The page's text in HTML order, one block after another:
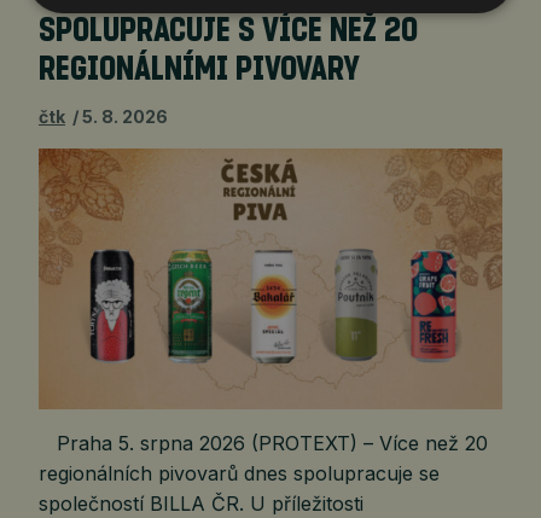
SPOLUPRACUJE S VÍCE NEŽ 20
REGIONÁLNÍMI PIVOVARY
čtk 5. 8. 2026
Praha 5. srpna 2026 (PROTEXT) – Více než 20
regionálních pivovarů dnes spolupracuje se
společností BILLA ČR. U příležitosti